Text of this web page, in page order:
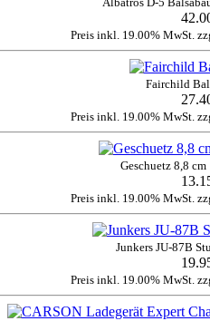
Preis inkl. 19.00% MwSt.
Fairchild
Preis inkl. 19.00% MwSt.
Geschuetz 8,8
Preis inkl. 19.00% MwSt.
Junkers JU-87B
Preis inkl. 19.00% MwSt.